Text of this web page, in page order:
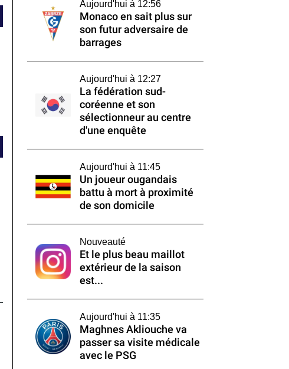
Aujourd'hui à 12:56
Monaco en sait plus sur
son futur adversaire de
barrages
Aujourd'hui à 12:27
La fédération sud-
coréenne et son
sélectionneur au centre
d'une enquête
Aujourd'hui à 11:45
Un joueur ougandais
battu à mort à proximité
de son domicile
Nouveauté
Et le plus beau maillot
extérieur de la saison
est...
Aujourd'hui à 11:35
Maghnes Akliouche va
passer sa visite médicale
avec le PSG